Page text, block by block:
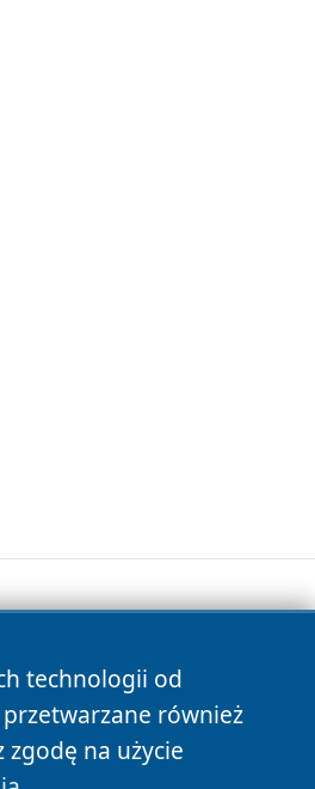
technologii od
również
na użycie